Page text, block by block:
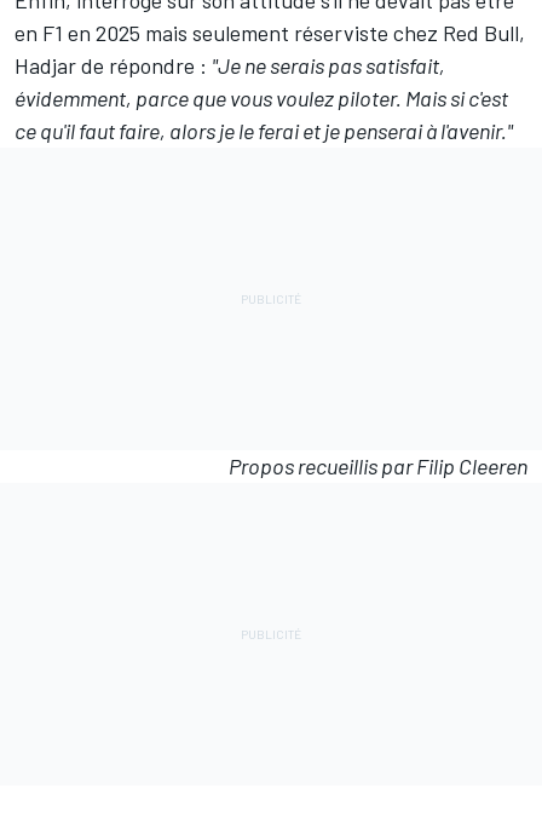
en F1 en 2025 mais seulement réserviste chez Red Bull,
Hadjar de répondre : "Je ne serais pas satisfait,
évidemment, parce que vous voulez piloter. Mais si c'est
ce qu'il faut faire, alors je le ferai et je penserai à l'avenir."
Propos recueillis par Filip Cleeren